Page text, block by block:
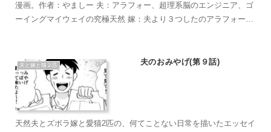
漫画。作者：やましー 夫：アラフォー、超理系脳のエンジニア、ゴ
ーイングマイウェイの究極天然 嫁：夫より３つしたのアラフォー、
えん坊のもふもふ こぶ茶：抱っこが大好きラグドール。遊びへの欲
求がすごい。やりたい放題のバ…やんちゃ坊主
夫と嫁と猫２匹 夫のおみやげ(第９話)
天然夫とズボラ嫁と愛猫2匹の、何てことない日常を描いたエッセイ